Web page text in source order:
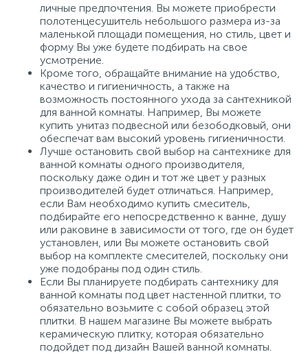
личные предпочтения. Вы можете приобрести
полотенцесушитель небольшого размера из-за
маленькой площади помещения, но стиль, цвет и
форму Вы уже будете подбирать на свое
усмотрение.
Кроме того, обращайте внимание на удобство,
качество и гигиеничность, а также на
возможность постоянного ухода за сантехникой
для ванной комнаты. Например, Вы можете
купить унитаз подвесной или безободковый, они
обеспечат вам высокий уровень гигиеничности.
Лучше остановить свой выбор на сантехнике для
ванной комнаты одного производителя,
поскольку даже один и тот же цвет у разных
производителей будет отличаться. Например,
если Вам необходимо купить смеситель,
подбирайте его непосредственно к ванне, душу
или раковине в зависимости от того, где он будет
установлен, или Вы можете остановить свой
выбор на комплекте смесителей, поскольку они
уже подобраны под один стиль.
Если Вы планируете подбирать сантехнику для
ванной комнаты под цвет настенной плитки, то
обязательно возьмите с собой образец этой
плитки. В нашем магазине Вы можете выбрать
керамическую плитку, которая обязательно
подойдет под дизайн Вашей ванной комнаты.